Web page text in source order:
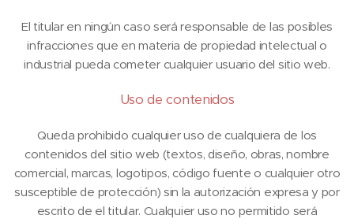
El titular en ningún caso será responsable de las posibles
infracciones que en materia de propiedad intelectual o
industrial pueda cometer cualquier usuario del sitio web.
Uso de contenidos
Queda prohibido cualquier uso de cualquiera de los
contenidos del sitio web (textos, diseño, obras, nombre
comercial, marcas, logotipos, código fuente o cualquier otro
susceptible de protección) sin la autorización expresa y por
escrito de el titular. Cualquier uso no permitido será